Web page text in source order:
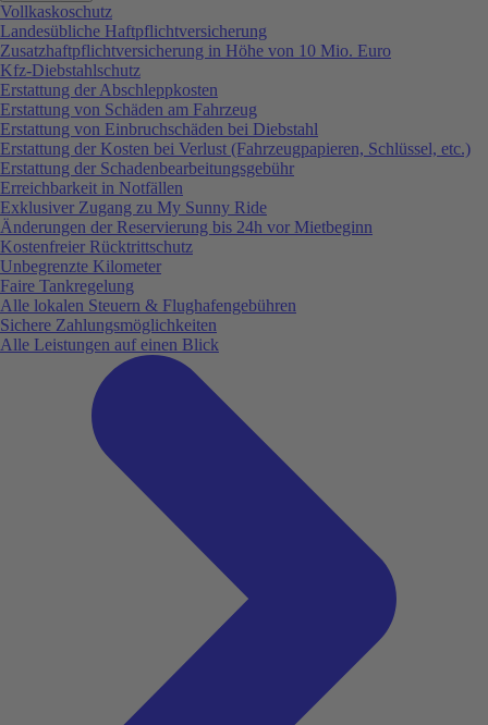
Vollkaskoschutz
Landesübliche Haftpflichtversicherung
Zusatzhaftpflichtversicherung in Höhe von 10 Mio. Euro
Kfz-Diebstahlschutz
Erstattung der Abschleppkosten
Erstattung von Schäden am Fahrzeug
Erstattung von Einbruchschäden bei Diebstahl
Erstattung der Kosten bei Verlust (Fahrzeugpapieren, Schlüssel, etc.)
Erstattung der Schadenbearbeitungsgebühr
Erreichbarkeit in Notfällen
Exklusiver Zugang zu My Sunny Ride
Änderungen der Reservierung bis 24h vor Mietbeginn
Kostenfreier Rücktrittschutz
Unbegrenzte Kilometer
Faire Tankregelung
Alle lokalen Steuern & Flughafengebühren
Sichere Zahlungsmöglichkeiten
Alle Leistungen auf einen Blick